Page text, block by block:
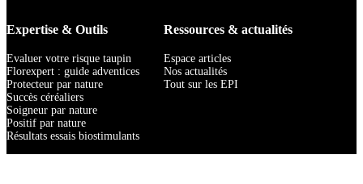
Expertise & Outils
Evaluer votre risque taupin
Florexpert : guide adventices
Protecteur par nature
Succès céréaliers
Soigneur par nature
Positif par nature
Résultats essais biostimulants
Ressources & actualités
Espace articles
Nos actualités
Tout sur les EPI